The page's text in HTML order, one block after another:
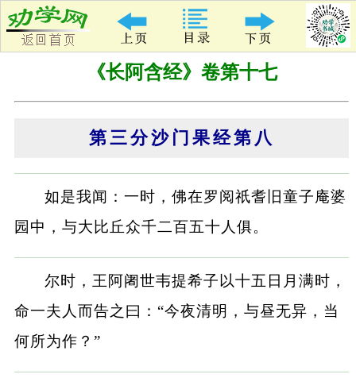
《长阿含经》卷第十七
第三分沙门果经第八
如是我闻：一时，佛在罗阅祇耆旧童子庵婆
园中，与大比丘众千二百五十人俱。
尔时，王阿阇世韦提希子以十五日月满时，
命一夫人而告之曰：“今夜清明，与昼无异，当
何所为作？”